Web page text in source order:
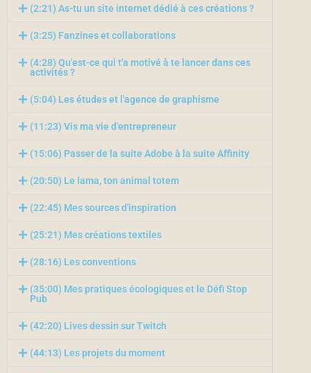
(2:21) As-tu un site internet dédié à ces créations ?
(3:25) Fanzines et collaborations
(4:28) Qu'est-ce qui t'a motivé à te lancer dans ces
activités ?
(5:04) Les études et l'agence de graphisme
(11:23) Vis ma vie d'entrepreneur
(15:06) Passer de la suite Adobe à la suite Affinity
(20:50) Le lama, ton animal totem
(22:45) Mes sources d'inspiration
(25:21) Mes créations textiles
(28:16) Les conventions
(35:00) Mes pratiques écologiques et le Défi Stop
Pub
(42:20) Lives dessin sur Twitch
(44:13) Les projets du moment